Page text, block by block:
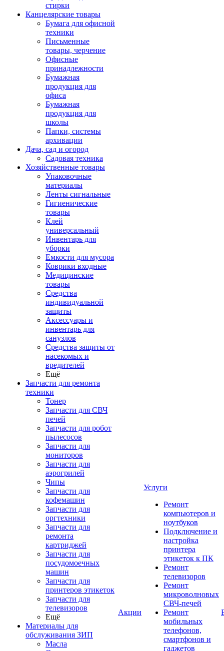
стирки
Канцелярские товары
Бумага для офисной
техники
Письменные
товары, черчение
Офисные
принадлежности
Бумажная
продукция для
офиса
Бумажная
продукция для
школы
Папки, системы
архивации
Дача, сад и огород
Садовая техника
Хозяйственные товары
Упаковочные
материалы
Ленты сигнальные
Гигиенические
товары
Клей
универсальный
Инвентарь для
уборки
Емкости для мусора
Коврики входные
Медицинские
товары
Средства
индивидуальной
защиты
Аксессуары и
инвентарь для
санузлов
Средства защиты от
насекомых и
вредителей
Ещё
Запчасти для ремонта
техники
Тонер
Запчасти для СВЧ
печей
Запчасти для робот
пылесосов
Запчасти для
мониторов
Запчасти для
аэрогрилей
Чипы
Запчасти для
кофемашин
Запчасти для
оргтехники
Запчасти для
ремонта
картриджей
Запчасти для
посудомоечных
машин
Запчасти для
принтеров этикеток
Запчасти для
телевизоров
Ещё
Материалы для
обслуживания ЗИП
Масла
Акции
Услуги
Ремонт
компьютеров и
ноутбуков
Подключение и
настройка
принтера
этикеток к ПК
Ремонт
телевизоров
Ремонт
микроволновых
СВЧ-печей
Ремонт
мобильных
телефонов,
смартфонов и
гаджетов